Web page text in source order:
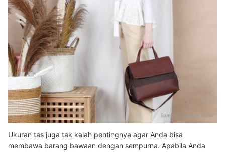
Sumber: shopee.co.id
Ukuran tas juga tak kalah pentingnya agar Anda bisa
membawa barang bawaan dengan sempurna. Apabila Anda